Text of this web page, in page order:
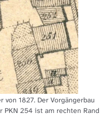
1827. Der Vorgängerbau
254 ist am rechten Rand